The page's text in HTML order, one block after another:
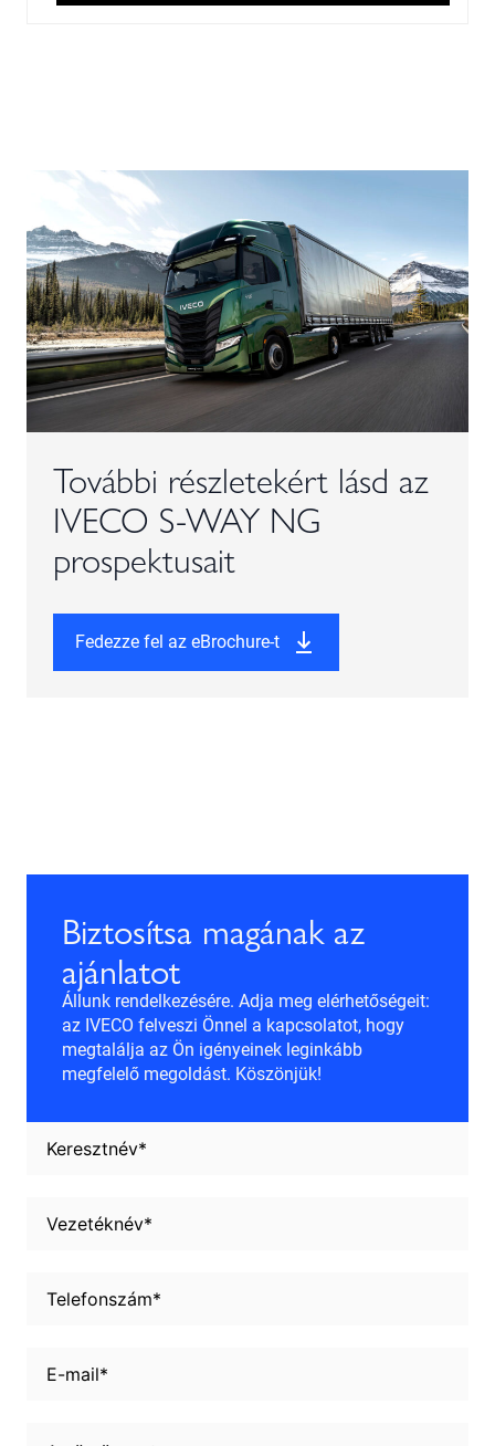
További részletekért lásd az
IVECO S-WAY NG
prospektusait
Fedezze fel az eBrochure-t
Biztosítsa magának az
ajánlatot
Állunk rendelkezésére. Adja meg elérhetőségeit:
az IVECO felveszi Önnel a kapcsolatot, hogy
megtalálja az Ön igényeinek leginkább
megfelelő megoldást. Köszönjük!